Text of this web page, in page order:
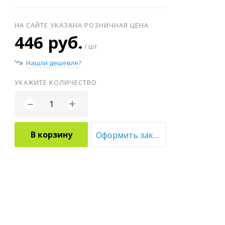
НА САЙТЕ УКАЗАНА РОЗНИЧНАЯ ЦЕНА
446 руб. / шт
Нашли дешевле?
УКАЖИТЕ КОЛИЧЕСТВО
− +
В корзину Оформить заказ оптом